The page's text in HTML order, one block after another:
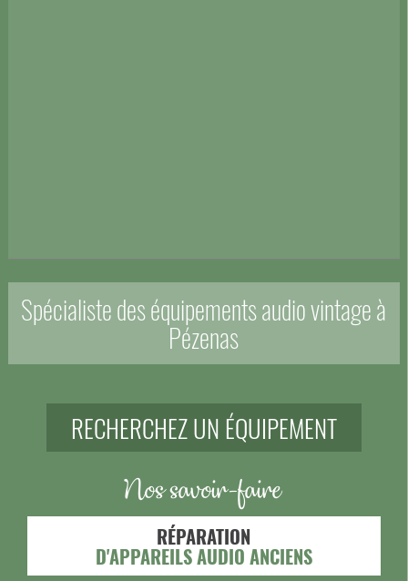
Spécialiste des équipements audio vintage à
Pézenas
RECHERCHEZ UN ÉQUIPEMENT
Nos savoir-faire
RÉPARATION
D'APPAREILS AUDIO ANCIENS